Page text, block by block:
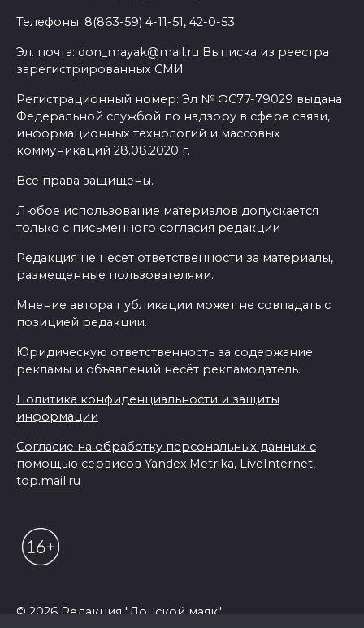
Телефоны: 8(863-59) 4-11-51, 42-0-53
Эл. почта: don_mayak@mail.ru Выписка из реестра
зарегистрированных СМИ
Регистрационный номер: Эл № ФС77-79029 выдана
Федеральной службой по надзору в сфере связи,
информационных технологий и массовых
коммуникаций 28.08.2020 г.
Все права защищены.
Любое использование материалов допускается
только с письменного согласия редакции
Редакция не несет ответственности за материалы,
размещенные пользователями.
Мнение автора публикации может не совпадать с
позицией редакции.
Юридическую ответственность за содержание
рекламы и объявлений несёт рекламодатель.
Политика конфиденциальности и защиты
информации
Согласие на обработку персональных данных с
помощью сервисов Yandex.Metrika, LiveInternet,
top.mail.ru
© 2026 Редакция "Донской маяк"